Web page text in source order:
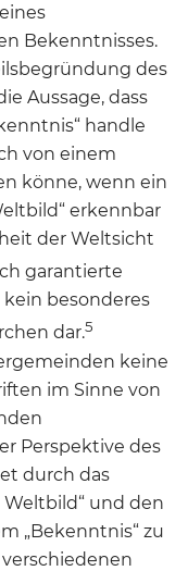
Bekenntnisses.
des
Aussage, dass
handle
von einem
könne, wenn ein
erkennbar
der Weltsicht
garantierte
besonderes
dar.5
keine
im Sinne von
Perspektive des
durch das
und den
„Bekenntnis“ zu